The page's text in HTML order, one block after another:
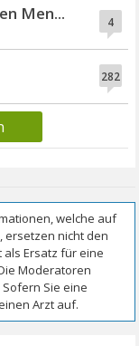
4
Men...
282